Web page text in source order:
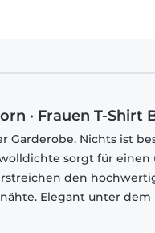
· Frauen T-Shirt
Garderobe. Nichts ist
sorgt für
den
Elegant unter dem